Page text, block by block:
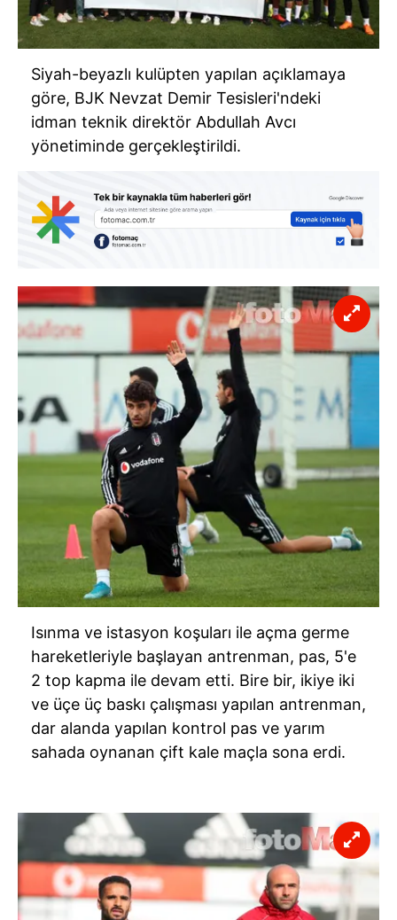
Siyah-beyazlı kulüpten yapılan açıklamaya
göre, BJK Nevzat Demir Tesisleri'ndeki
idman teknik direktör Abdullah Avcı
yönetiminde gerçekleştirildi.
Isınma ve istasyon koşuları ile açma germe
hareketleriyle başlayan antrenman, pas, 5'e
2 top kapma ile devam etti. Bire bir, ikiye iki
ve üçe üç baskı çalışması yapılan antrenman,
dar alanda yapılan kontrol pas ve yarım
sahada oynanan çift kale maçla sona erdi.